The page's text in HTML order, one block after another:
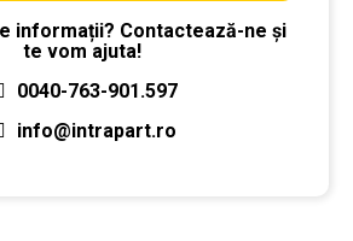
informații? Contactează-ne și
te vom ajuta!
0040-763-901.597
info@intrapart.ro